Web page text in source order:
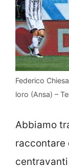
Federico
loro (Ansa) –
Abbiamo
raccontare